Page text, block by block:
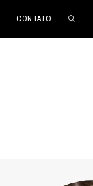
CONTATO